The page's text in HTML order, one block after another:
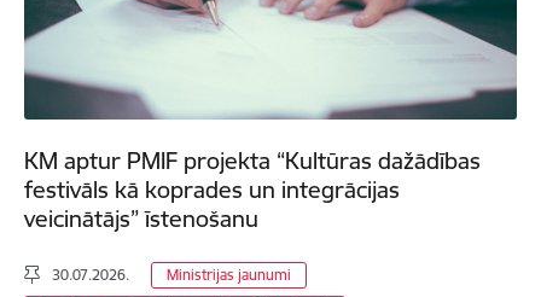
KM aptur PMIF projekta “Kultūras dažādības
festivāls kā koprades un integrācijas
veicinātājs” īstenošanu
30.07.2026.
Ministrijas jaunumi